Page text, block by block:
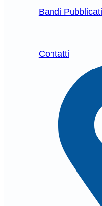
Bandi Pubblicati
Contatti